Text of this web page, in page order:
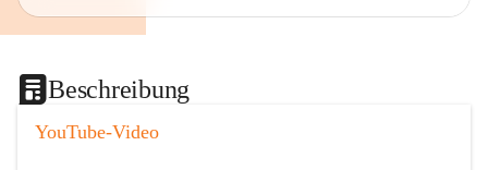
Beschreibung
YouTube-Video